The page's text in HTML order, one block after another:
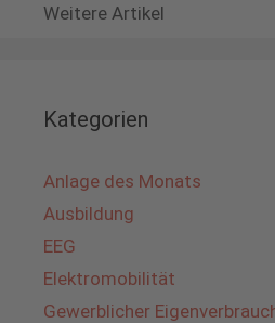
Weitere Artikel
Kategorien
Anlage des Monats
Ausbildung
EEG
Elektromobilität
Gewerblicher